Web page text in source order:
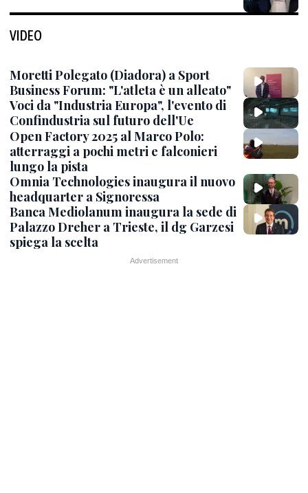
VIDEO
Moretti Polegato (Diadora) a Sport
Business Forum: "L'atleta è un alleato"
Voci da "Industria Europa", l'evento di
Confindustria sul futuro dell'Ue
Open Factory 2025 al Marco Polo:
atterraggi a pochi metri e falconieri
lungo la pista
Omnia Technologies inaugura il nuovo
headquarter a Signoressa
Banca Mediolanum inaugura la sede di
Palazzo Dreher a Trieste, il dg Garzesi
spiega la scelta